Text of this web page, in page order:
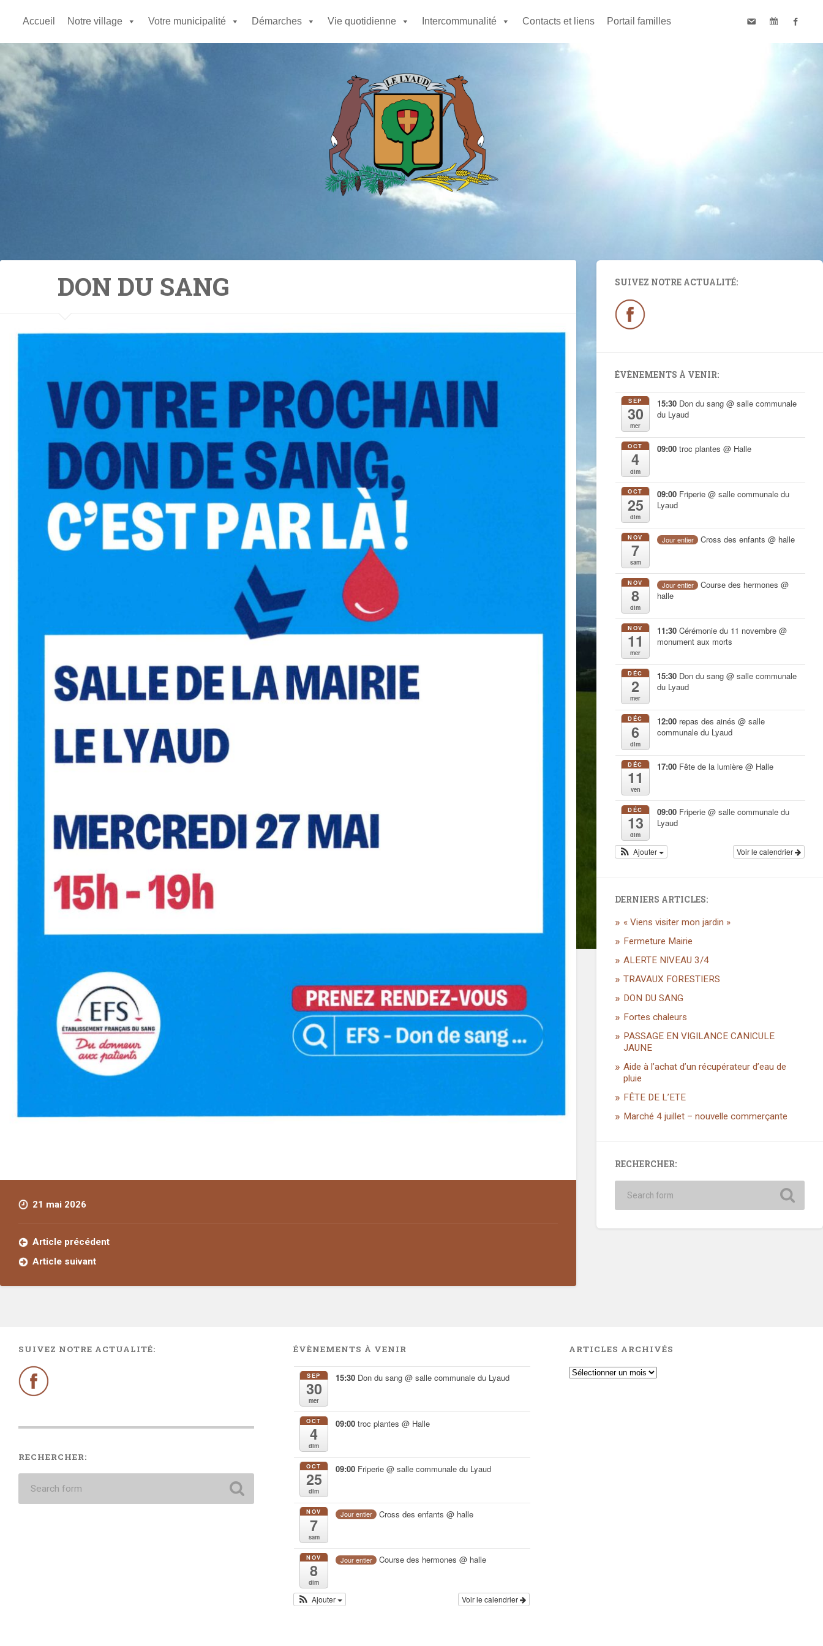
Accueil Notre village Votre municipalité Démarches Vie quotidienne Intercommunalité Contacts et liens Portail familles
DON DU SANG
21 mai 2026
Article précédent
Article suivant
SUIVEZ NOTRE ACTUALITÉ:
ÉVÈNEMENTS À VENIR:
SEP
30
mer
15:30 Don du sang @ salle communale
du Lyaud
OCT
4
dim
09:00 troc plantes @ Halle
OCT
25
dim
09:00 Friperie @ salle communale du
Lyaud
NOV
7
sam
Jour entier Cross des enfants@ halle
NOV
8
dim
Jour entier Course des hermones@
halle
NOV
11
mer
11:30 Cérémonie du 11 novembre @
monument aux morts
DÉC
2
mer
15:30 Don du sang @ salle communale
du Lyaud
DÉC
6
dim
12:00 repas des ainés @ salle
communale du Lyaud
DÉC
11
ven
17:00 Fête de la lumière @ Halle
DÉC
13
dim
09:00 Friperie @ salle communale du
Lyaud
Voir le calendrier
Ajouter
DERNIERS ARTICLES:
« Viens visiter mon jardin »
Fermeture Mairie
ALERTE NIVEAU 3/4
TRAVAUX FORESTIERS
DON DU SANG
Fortes chaleurs
PASSAGE EN VIGILANCE CANICULE
JAUNE
Aide à l’achat d’un récupérateur d’eau de
pluie
FÊTE DE L’ETE
Marché 4 juillet – nouvelle commerçante
RECHERCHER:
SUIVEZ NOTRE ACTUALITÉ:
RECHERCHER:
ÉVÈNEMENTS À VENIR
SEP
30
mer
15:30 Don du sang @ salle communale du Lyaud
OCT
4
dim
09:00 troc plantes @ Halle
OCT
25
dim
09:00 Friperie @ salle communale du Lyaud
NOV
7
sam
Jour entier Cross des enfants@ halle
NOV
8
dim
Jour entier Course des hermones@ halle
Voir le calendrier
Ajouter
ARTICLES ARCHIVÉS